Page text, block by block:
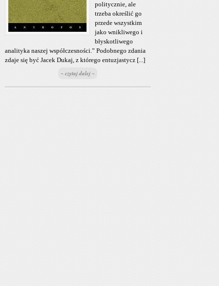
politycznie, ale
trzeba określić go
przede wszystkim
jako wnikliwego i
błyskotliwego
analityka naszej współczesności.” Podobnego zdania
zdaje się być Jacek Dukaj, z którego entuzjastycz [...]
~ czytaj dalej ~